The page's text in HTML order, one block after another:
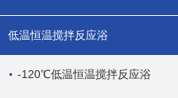
低温恒温搅拌反应浴
-120℃低温恒温搅拌反应浴